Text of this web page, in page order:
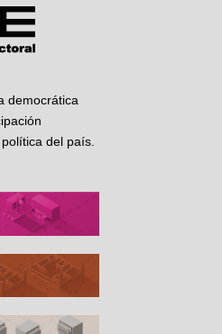
democrática
del país.